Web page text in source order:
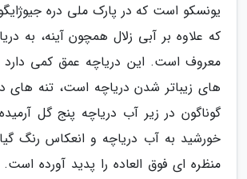
یونسکو است که در پارک ملی دره
که علاوه بر آبی زلال همچون آینه، به
معروف است. این دریاچه عمق کمی
های زیباتر شدن دریاچه است، تنه های
گوناگون در زیر آب دریاچه پنج گل
خورشید به آب دریاچه و انعکاس رنگ
منظره ای فوق العاده را پدید آورده است.